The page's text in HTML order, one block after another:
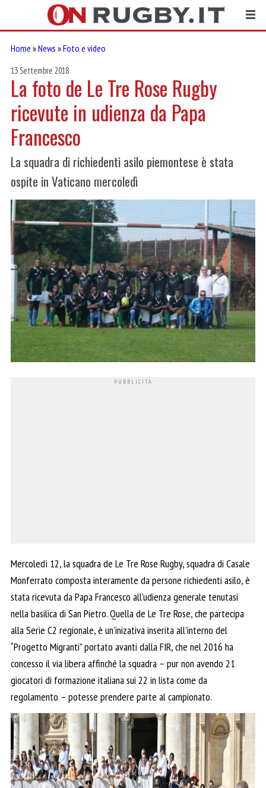
Home »News »Foto e video
13 Settembre 2018
La foto de Le Tre Rose Rugby
ricevute in udienza da Papa
Francesco
La squadra di richiedenti asilo piemontese è stata
ospite in Vaticano mercoledì
Mercoledì 12, la squadra de Le Tre Rose Rugby, squadra di Casale
Monferrato composta interamente da persone richiedenti asilo, è
stata ricevuta da Papa Francesco all’udienza generale tenutasi
nella basilica di San Pietro. Quella de Le Tre Rose, che partecipa
alla Serie C2 regionale, è un’inizativa inserita all’interno del
“Progetto Migranti” portato avanti dalla FIR, che nel 2016 ha
concesso il via libera affinché la squadra – pur non avendo 21
giocatori di formazione italiana sui 22 in lista come da
regolamento – potesse prendere parte al campionato.